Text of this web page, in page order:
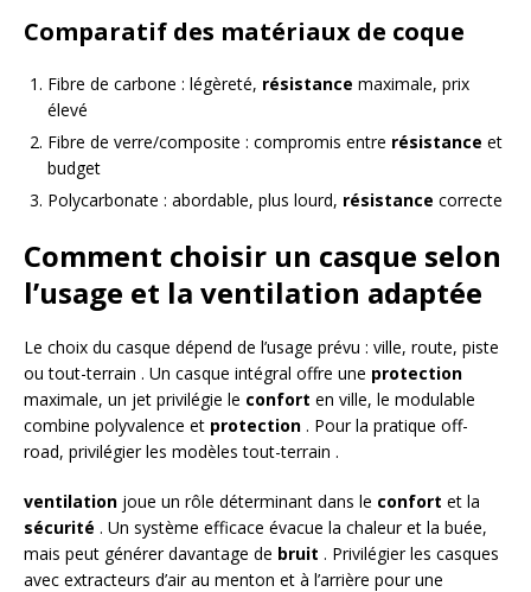
Comparatif des matériaux de coque
Fibre de carbone : légèreté, résistance maximale, prix
élevé
Fibre de verre/composite : compromis entre résistance et
budget
Polycarbonate : abordable, plus lourd, résistance correcte
Comment choisir un casque selon
l’usage et la ventilation adaptée
Le choix du casque dépend de l’usage prévu : ville, route, piste
ou tout-terrain . Un casque intégral offre une protection
maximale, un jet privilégie le confort en ville, le modulable
combine polyvalence et protection . Pour la pratique off-
road, privilégier les modèles tout-terrain .
ventilation joue un rôle déterminant dans le confort et la
sécurité . Un système efficace évacue la chaleur et la buée,
mais peut générer davantage de bruit . Privilégier les casques
avec extracteurs d’air au menton et à l’arrière pour une